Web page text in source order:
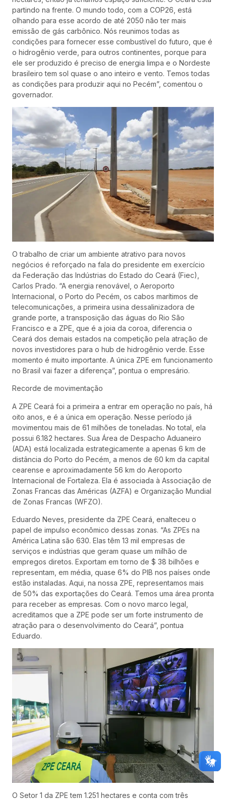
partindo na frente. O mundo todo, com a COP26, está
olhando para esse acordo de até 2050 não ter mais
emissão de gás carbônico. Nós reunimos todas as
condições para fornecer esse combustível do futuro, que é
o hidrogênio verde, para outros continentes, porque para
ele ser produzido é preciso de energia limpa e o Nordeste
brasileiro tem sol quase o ano inteiro e vento. Temos todas
as condições para produzir aqui no Pecém”, comentou o
governador.
O trabalho de criar um ambiente atrativo para novos
negócios é reforçado na fala do presidente em exercício
da Federação das Indústrias do Estado do Ceará (Fiec),
Carlos Prado. “A energia renovável, o Aeroporto
Internacional, o Porto do Pecém, os cabos marítimos de
telecomunicações, a primeira usina dessalinizadora de
grande porte, a transposição das águas do Rio São
Francisco e a ZPE, que é a joia da coroa, diferencia o
Ceará dos demais estados na competição pela atração de
novos investidores para o hub de hidrogênio verde. Esse
momento é muito importante. A única ZPE em funcionamento
no Brasil vai fazer a diferença”, pontua o empresário.
Recorde de movimentação
A ZPE Ceará foi a primeira a entrar em operação no país, há
oito anos, e é a única em operação. Nesse período já
movimentou mais de 61 milhões de toneladas. No total, ela
possui 6.182 hectares. Sua Área de Despacho Aduaneiro
(ADA) está localizada estrategicamente a apenas 6 km de
distância do Porto do Pecém, a menos de 60 km da capital
cearense e aproximadamente 56 km do Aeroporto
Internacional de Fortaleza. Ela é associada à Associação de
Zonas Francas das Américas (AZFA) e Organização Mundial
de Zonas Francas (WFZO).
Eduardo Neves, presidente da ZPE Ceará, enalteceu o
papel de impulso econômico dessas zonas. “As ZPEs na
América Latina são 630. Elas têm 13 mil empresas de
serviços e indústrias que geram quase um milhão de
empregos diretos. Exportam em torno de $ 38 bilhões e
representam, em média, quase 6% do PIB nos países onde
estão instaladas. Aqui, na nossa ZPE, representamos mais
de 50% das exportações do Ceará. Temos uma área pronta
para receber as empresas. Com o novo marco legal,
acreditamos que a ZPE pode ser um forte instrumento de
atração para o desenvolvimento do Ceará”, pontua
Eduardo.
O Setor 1 da ZPE tem 1.251 hectares e conta com três